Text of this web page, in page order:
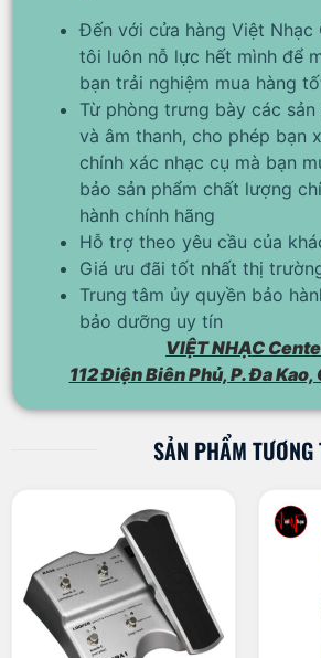
Đến với cửa hàng Việt Nhạc
tôi luôn nỗ lực hết mình để
bạn trải nghiệm mua hàng
Từ phòng trưng bày các sản
và âm thanh, cho phép bạn
chính xác nhạc cụ mà bạn
bảo sản phẩm chất lượng
hành chính hãng
Hỗ trợ theo yêu cầu của
Giá ưu đãi tốt nhất thị
Trung tâm ủy quyền bảo
bảo dưỡng uy tín
VIỆT NHẠC
112 Điện Biên Phủ, P. Đa Kao,
SẢN PHẨM TƯƠNG